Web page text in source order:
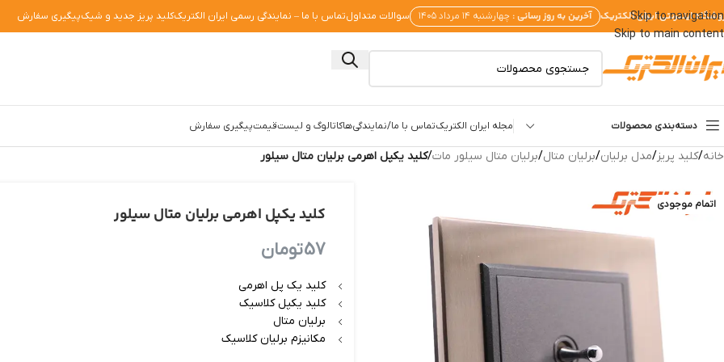
Skip to navigation
Skip to main content
اینترنتی ایران الکتریک آخرین به روز رسانی : چهارشنبه ۱۴ مرداد ۱۴۰۵ سوالات متداولتماس با ما – نمایندگی رسمی ایران الکتریککلید پریز جدید و شیکپیگیری سفارش
دسته‌بندی محصولات مجله ایران الکتریکتماس با ما/نمایندگی‌هاکاتالوگ و لیست‌قیمتپیگیری سفارش
خانه/کلید پریز/مدل برلیان/برلیان متال/برلیان متال سیلور مات/کلید یکپل اهرمی برلیان متال سیلور
اتمام موجودی کلید یکپل اهرمی برلیان متال سیلور
57تومان
کلید یک پل اهرمی
کلید یکپل کلاسیک
برلیان متال
مکانیزم برلیان کلاسیک